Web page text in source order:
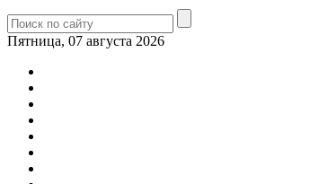
Пятница, 07 августа 2026